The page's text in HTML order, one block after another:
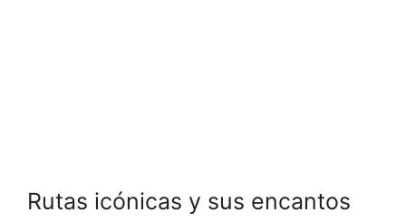
Rutas icónicas y sus encantos